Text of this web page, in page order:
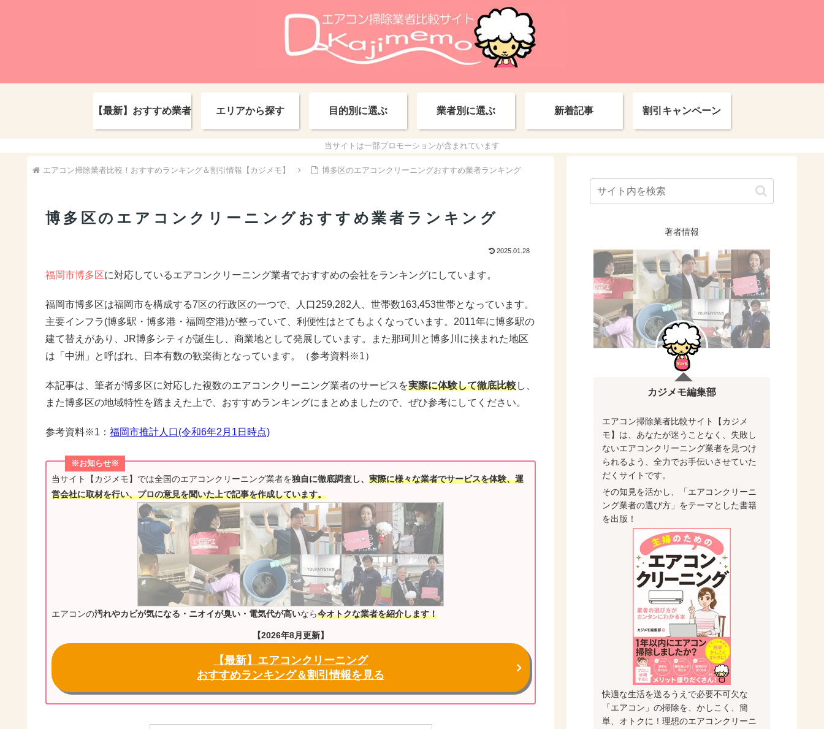
【最新】おすすめ業者 エリアから探す 目的別に選ぶ 業者別に選ぶ 新着記事 割引キャンペーン
当サイトは一部プロモーションが含まれています
エアコン掃除業者比較！おすすめランキング＆割引情報【カジメモ】 博多区のエアコンクリーニングおすすめ業者ランキング
博多区のエアコンクリーニングおすすめ業者ランキング
2025.01.28
福岡市博多区に対応しているエアコンクリーニング業者でおすすめの会社をランキングにしています。
福岡市博多区は福岡市を構成する7区の行政区の一つで、人口259,282人、世帯数163,453世帯となっています。
主要インフラ(博多駅・博多港・福岡空港)が整っていて、利便性はとてもよくなっています。2011年に博多駅の
建て替えがあり、JR博多シティが誕生し、商業地として発展しています。また那珂川と博多川に挟まれた地区
は「中洲」と呼ばれ、日本有数の歓楽街となっています。（参考資料※1）
本記事は、筆者が博多区に対応した複数のエアコンクリーニング業者のサービスを実際に体験して徹底比較し、
また博多区の地域特性を踏まえた上で、おすすめランキングにまとめましたので、ぜひ参考にしてください。
参考資料※1： 福岡市推計人口(令和6年2月1日時点)
※お知らせ※
当サイト【カジメモ】では全国のエアコンクリーニング業者を独自に徹底調査し、 実際に様々な業者でサービスを体験、運
営会社に取材を行い、プロの意見を聞いた上で記事を作成しています。
エアコンの汚れやカビが気になる・ニオイが臭い・電気代が高いなら今オトクな業者を紹介します！
【2026年8月更新】
【最新】エアコンクリーニング
おすすめランキング＆割引情報を見る
著者情報
カジメモ編集部
エアコン掃除業者比較サイト【カジメ
モ】は、あなたが迷うことなく、失敗し
ないエアコンクリーニング業者を見つけ
られるよう、全力でお手伝いさせていた
だくサイトです。
その知見を活かし、「エアコンクリーニ
ング業者の選び方」をテーマとした書籍
を出版！
快適な生活を送るうえで必要不可欠な
「エアコン」の掃除を、かしこく、簡
単、オトクに！理想のエアコンクリーニ